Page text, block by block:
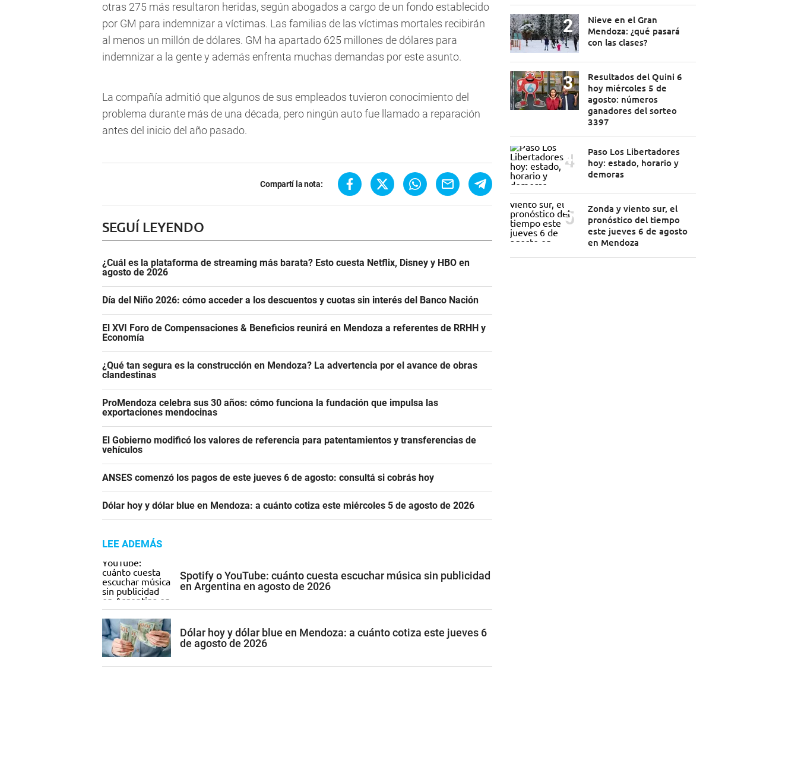
otras 275 más resultaron heridas, según abogados a cargo de un fondo establecido
por GM para indemnizar a víctimas. Las familias de las víctimas mortales recibirán
al menos un millón de dólares. GM ha apartado 625 millones de dólares para
indemnizar a la gente y además enfrenta muchas demandas por este asunto.
La compañía admitió que algunos de sus empleados tuvieron conocimiento del
problema durante más de una década, pero ningún auto fue llamado a reparación
antes del inicio del año pasado.
Compartí la nota:
SEGUÍ LEYENDO
¿Cuál es la plataforma de streaming más barata? Esto cuesta Netflix, Disney y HBO en
agosto de 2026
Día del Niño 2026: cómo acceder a los descuentos y cuotas sin interés del Banco Nación
El XVI Foro de Compensaciones & Beneficios reunirá en Mendoza a referentes de RRHH y
Economía
¿Qué tan segura es la construcción en Mendoza? La advertencia por el avance de obras
clandestinas
ProMendoza celebra sus 30 años: cómo funciona la fundación que impulsa las
exportaciones mendocinas
El Gobierno modificó los valores de referencia para patentamientos y transferencias de
vehículos
ANSES comenzó los pagos de este jueves 6 de agosto: consultá si cobrás hoy
Dólar hoy y dólar blue en Mendoza: a cuánto cotiza este miércoles 5 de agosto de 2026
LEE ADEMÁS
Spotify o YouTube: cuánto cuesta escuchar música sin publicidad
en Argentina en agosto de 2026
Dólar hoy y dólar blue en Mendoza: a cuánto cotiza este jueves 6
de agosto de 2026
Nieve en el Gran
Mendoza: ¿qué pasará
con las clases?
Resultados del Quini 6
hoy miércoles 5 de
agosto: números
ganadores del sorteo
3397
Paso Los Libertadores
hoy: estado, horario y
demoras
Zonda y viento sur, el
pronóstico del tiempo
este jueves 6 de agosto
en Mendoza